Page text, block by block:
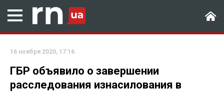
16 ноября 2020, 17:16
ГБР объявило о завершении
расследования изнасилования в